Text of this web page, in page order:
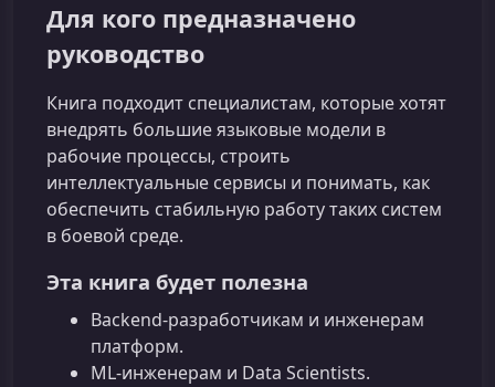
Для кого предназначено
руководство
Книга подходит специалистам, которые хотят
внедрять большие языковые модели в
рабочие процессы, строить
интеллектуальные сервисы и понимать, как
обеспечить стабильную работу таких систем
в боевой среде.
Эта книга будет полезна
Backend‑разработчикам и инженерам
платформ.
ML‑инженерам и Data Scientists.